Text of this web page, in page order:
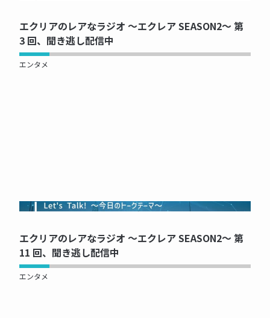
エクリアのレアなラジオ ～エクレア SEASON2～ 第
3 回、聞き逃し配信中
エンタメ
NOW PRINTING...
エクリアのレアなラジオ ～エクレア SEASON2～ 第
11 回、聞き逃し配信中
エンタメ